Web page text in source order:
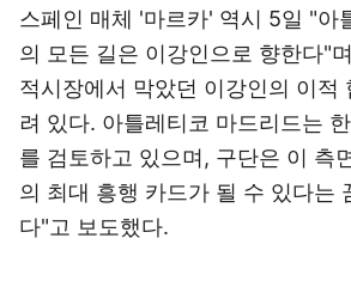
스페인 매체 '마르카' 역시 5일 "아
의 모든 길은 이강인으로 향한다"
적시장에서 막았던 이강인의 이적
려 있다. 아틀레티코 마드리드는
를 검토하고 있으며, 구단은 이 측
의 최대 흥행 카드가 될 수 있다는
다"고 보도했다.